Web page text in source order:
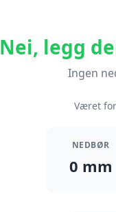
Nei, legg
Ingen
Været for
NEDBØR
0 mm